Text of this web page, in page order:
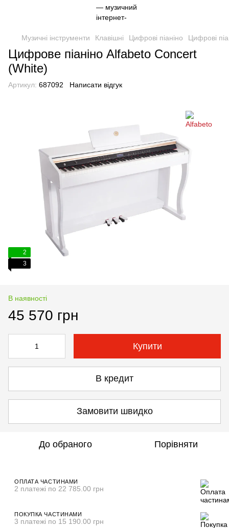
Музичні інструменти Клавішні Цифрові піаніно Цифрові
Цифрове піаніно Alfabeto Concert
(White)
Артикул: 687092 Написати відгук
2
3
В наявності
45 570 грн
Купити
В кредит
Замовити швидко
До обраного Порівняти
ОПЛАТА ЧАСТИНАМИ
2 платежі по 22 785.00 грн
ПОКУПКА ЧАСТИНАМИ
3 платежі по 15 190.00 грн